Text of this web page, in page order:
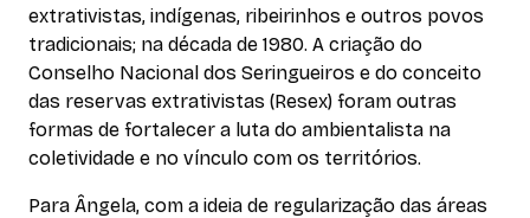
extrativistas, indígenas, ribeirinhos e outros povos
tradicionais; na década de 1980. A criação do
Conselho Nacional dos Seringueiros e do conceito
das reservas extrativistas (Resex) foram outras
formas de fortalecer a luta do ambientalista na
coletividade e no vínculo com os territórios.
Para Ângela, com a ideia de regularização das áreas